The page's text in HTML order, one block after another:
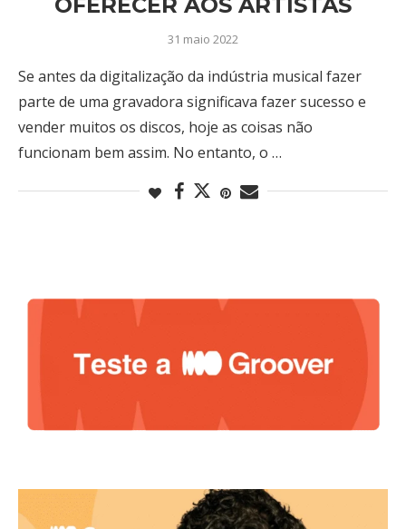
31 maio 2022
Se antes da digitalização da indústria musical fazer
parte de uma gravadora significava fazer sucesso e
vender muitos os discos, hoje as coisas não
funcionam bem assim. No entanto, o …